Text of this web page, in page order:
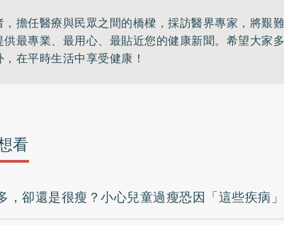
擔任醫療與民眾之間的橋樑，採訪醫界專家，將艱
最專業、最用心、最貼近您的健康新聞。希望大家
在平時生活中享受健康！
看
，卻還是很瘦？小心兒童過瘦恐因「這些疾病